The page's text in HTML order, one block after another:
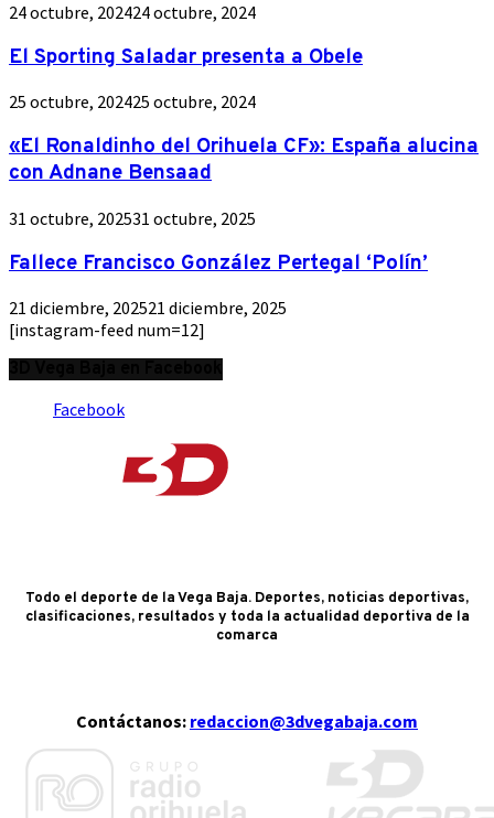
24 octubre, 202424 octubre, 2024
El Sporting Saladar presenta a Obele
25 octubre, 202425 octubre, 2024
«El Ronaldinho del Orihuela CF»: España alucina
con Adnane Bensaad
31 octubre, 202531 octubre, 2025
Fallece Francisco González Pertegal ‘Polín’
21 diciembre, 202521 diciembre, 2025
[instagram-feed num=12]
Facebook
Todo el deporte de la Vega Baja. Deportes, noticias deportivas,
clasificaciones, resultados y toda la actualidad deportiva de la
comarca
Contáctanos: redaccion@3dvegabaja.com